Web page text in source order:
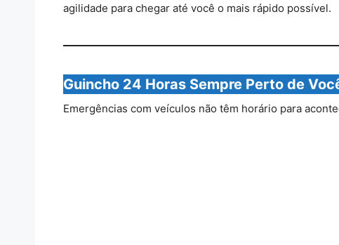
agilidade para chegar até você o mais rápido possível.
Guincho 24 Horas Sempre Perto de
Emergências com veículos não têm horário para